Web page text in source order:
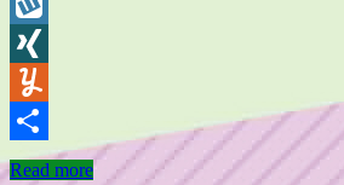
Wykop
XING
Yummly
分
Read more